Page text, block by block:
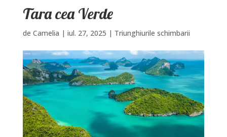
Tara cea Verde
de Camelia | iul. 27, 2025 | Triunghiurile schimbarii